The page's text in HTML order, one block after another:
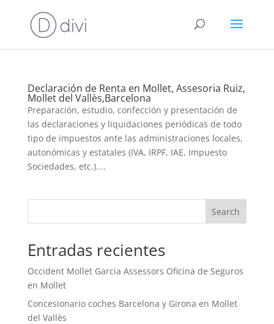
Declaración de Renta en Mollet, Assesoria Ruiz,
Mollet del Vallès,Barcelona
Preparación, estudio, confección y presentación de
las declaraciones y liquidaciones periódicas de todo
tipo de impuestos ante las administraciones locales,
autonómicas y estatales (IVA, IRPF, IAE, Impuesto
Sociedades, etc.)....
Search
Entradas recientes
Occident Mollet Garcia Assessors Oficina de Seguros
en Mollet
Concesionario coches Barcelona y Girona en Mollet
del Vallès